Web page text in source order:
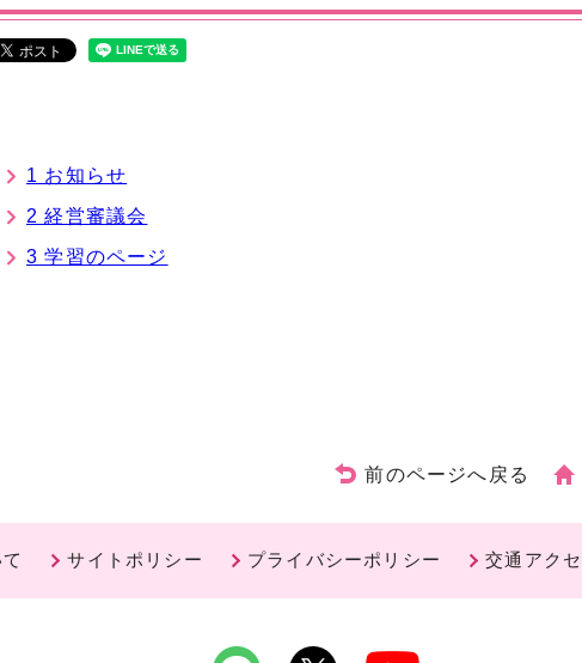
1 お知らせ
2 経営審議会
3 学習のページ
前のページへ戻る
サイトポリシー プライバシーポリシー 交通アク